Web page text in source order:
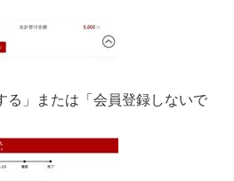
」または「会員登録しないで